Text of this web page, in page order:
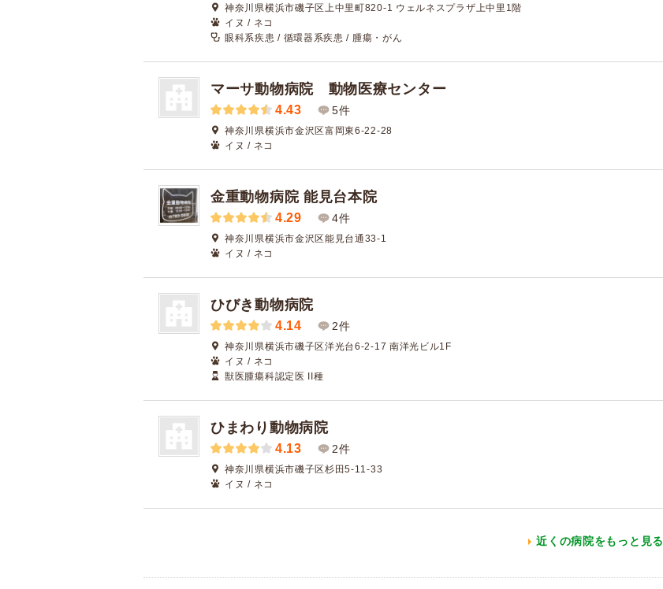
神奈川県横浜市磯子区上中里町820-1 ウェルネスプラザ上中里1階
イヌ / ネコ
眼科系疾患 / 循環器系疾患 / 腫瘍・がん
マーサ動物病院 動物医療センター
4.43 5件
神奈川県横浜市金沢区富岡東6-22-28
イヌ / ネコ
金重動物病院 能見台本院
4.29 4件
神奈川県横浜市金沢区能見台通33-1
イヌ / ネコ
ひびき動物病院
4.14 2件
神奈川県横浜市磯子区洋光台6-2-17 南洋光ビル1F
イヌ / ネコ
獣医腫瘍科認定医 II種
ひまわり動物病院
4.13 2件
神奈川県横浜市磯子区杉田5-11-33
イヌ / ネコ
近くの病院をもっと見る